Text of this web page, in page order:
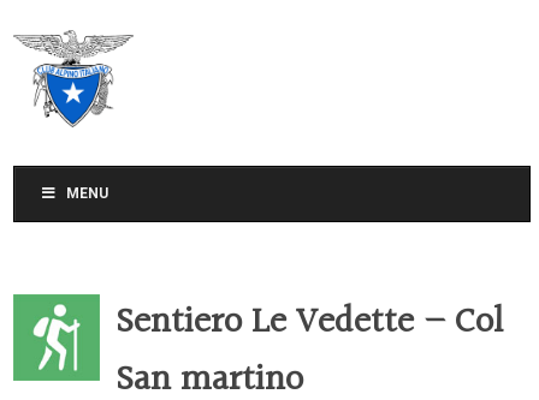
MENU
Sentiero Le Vedette – Col
San martino